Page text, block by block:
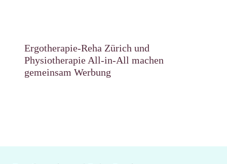
Ergotherapie-Reha Zürich und
Physiotherapie All-in-All machen
gemeinsam Werbung